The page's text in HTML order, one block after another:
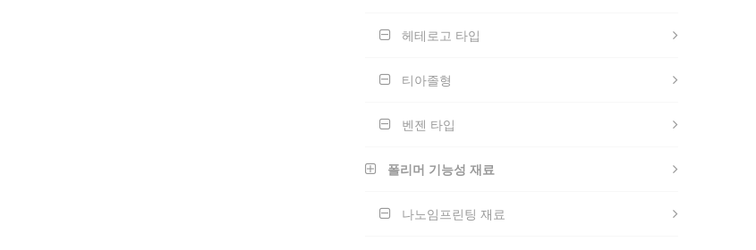
헤테로고 타입
티아졸형
벤젠 타입
폴리머 기능성 재료
나노임프린팅 재료